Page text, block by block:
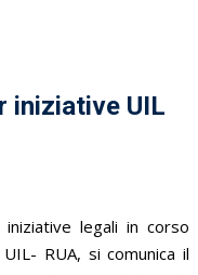
iniziative UIL
iniziative legali in corso
RUA, si comunica il